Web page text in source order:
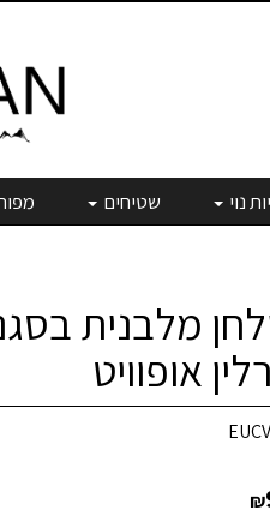
נוי שטיחים
מלבנית
אופוויט
₪